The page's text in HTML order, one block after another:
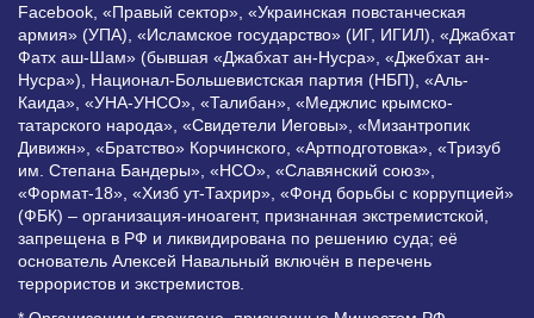
Facebook, «Правый сектор», «Украинская повстанческая
армия» (УПА), «Исламское государство» (ИГ, ИГИЛ), «Джабхат
Фатх аш-Шам» (бывшая «Джабхат ан-Нусра», «Джебхат ан-
Нусра»), Национал-Большевистская партия (НБП), «Аль-
Каида», «УНА-УНСО», «Талибан», «Меджлис крымско-
татарского народа», «Свидетели Иеговы», «Мизантропик
Дивижн», «Братство» Корчинского, «Артподготовка», «Тризуб
им. Степана Бандеры», «НСО», «Славянский союз»,
«Формат-18», «Хизб ут-Тахрир», «Фонд борьбы с коррупцией»
(ФБК) – организация-иноагент, признанная экстремистской,
запрещена в РФ и ликвидирована по решению суда; её
основатель Алексей Навальный включён в перечень
террористов и экстремистов.